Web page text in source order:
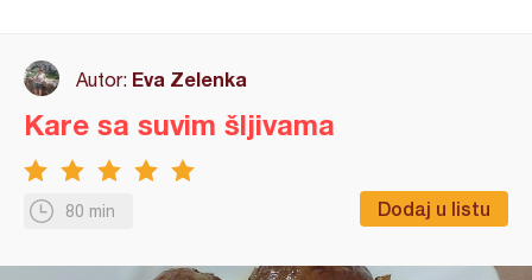
Autor: Eva Zelenka
80 min Dodaj u listu
Kare sa suvim šljivama